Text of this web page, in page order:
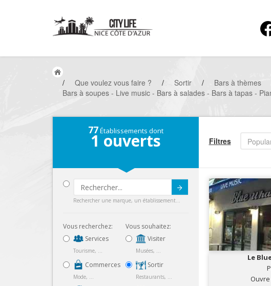
/ Que voulez vous faire ? / Sortir / Bars à thèmes
Bars à soupes - Live music - Bars à salades - Bars à tapas -
77Établissements dont
1 ouverts
Rechercher une marque, un établissement...
Vous recherchez:
Services
Tourisme, ...
Commerces
Mode, ...
Vous souhaitez:
Visiter
Musées, ...
Sortir
Restaurants, ...
Filtres
Le